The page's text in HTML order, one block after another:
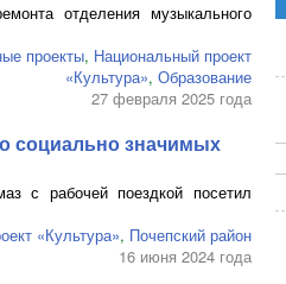
отделения музыкального
проекты, Национальный проект
«Культура», Образование
27 февраля 2025 года
социально значимых
с рабочей поездкой посетил
«Культура», Почепский район
16 июня 2024 года